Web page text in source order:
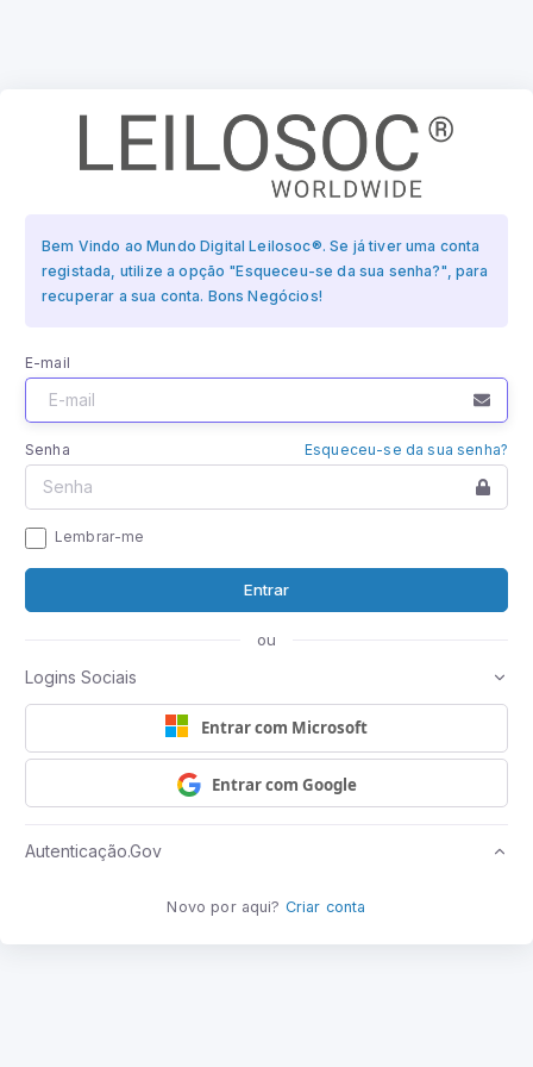
Bem Vindo ao Mundo Digital Leilosoc®. Se já tiver uma conta
registada, utilize a opção "Esqueceu-se da sua senha?", para
recuperar a sua conta. Bons Negócios!
E-mail
Senha Esqueceu-se da sua senha?
Lembrar-me
Entrar
ou
Logins Sociais
Entrar com Microsoft
Entrar com Google
Autenticação.Gov
Novo por aqui? Criar conta